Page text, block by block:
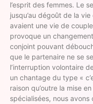
l’esprit des femmes. Le
jusqu’au dégoût de la
avaient une vie de
provoque un
conjoint pouvant
que le partenaire ne se
l’interruption volontaire
un chantage du type «
raison qu’outre la mise
spécialisées, nous